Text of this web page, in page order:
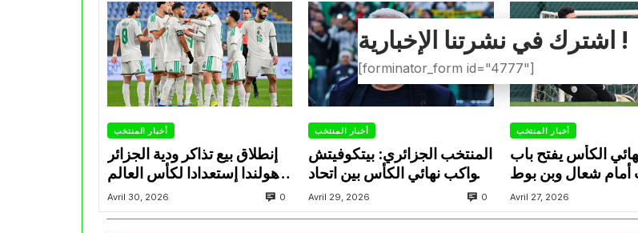
أخبار المنتخب
إنطلاق بيع تذاكر ودية الجزائر
وهولندا إستعدادا لكأس العالم
2026
Avril 30, 2026 0
أخبار المنتخب
المنتخب الجزائري: بيتكوفيتش
يواكب نهائي الكأس بين اتحاد
العاصمة وشباب بلوزداد ويضع
عدة لاعبين تحت المجهر
Avril 29, 2026 0
أخبار المنتخب
الكأس يفتح باب
أمام شعال وبن بوط
Avril 27, 2026
اشترك في نشرتنا الإخبارية !
[forminator_form id="4777"]